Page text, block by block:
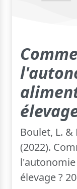
Boulet, L. &
(2022).
élevage ?